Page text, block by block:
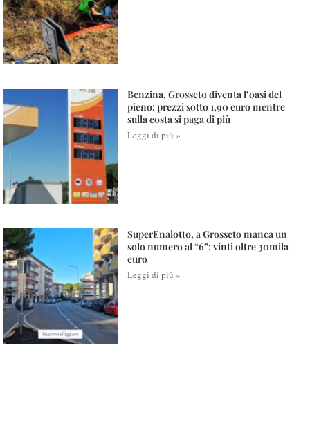
Benzina, Grosseto diventa l’oasi del
pieno: prezzi sotto 1,90 euro mentre
sulla costa si paga di più
Leggi di più »
SuperEnalotto, a Grosseto manca un
solo numero al “6”: vinti oltre 30mila
euro
Leggi di più »